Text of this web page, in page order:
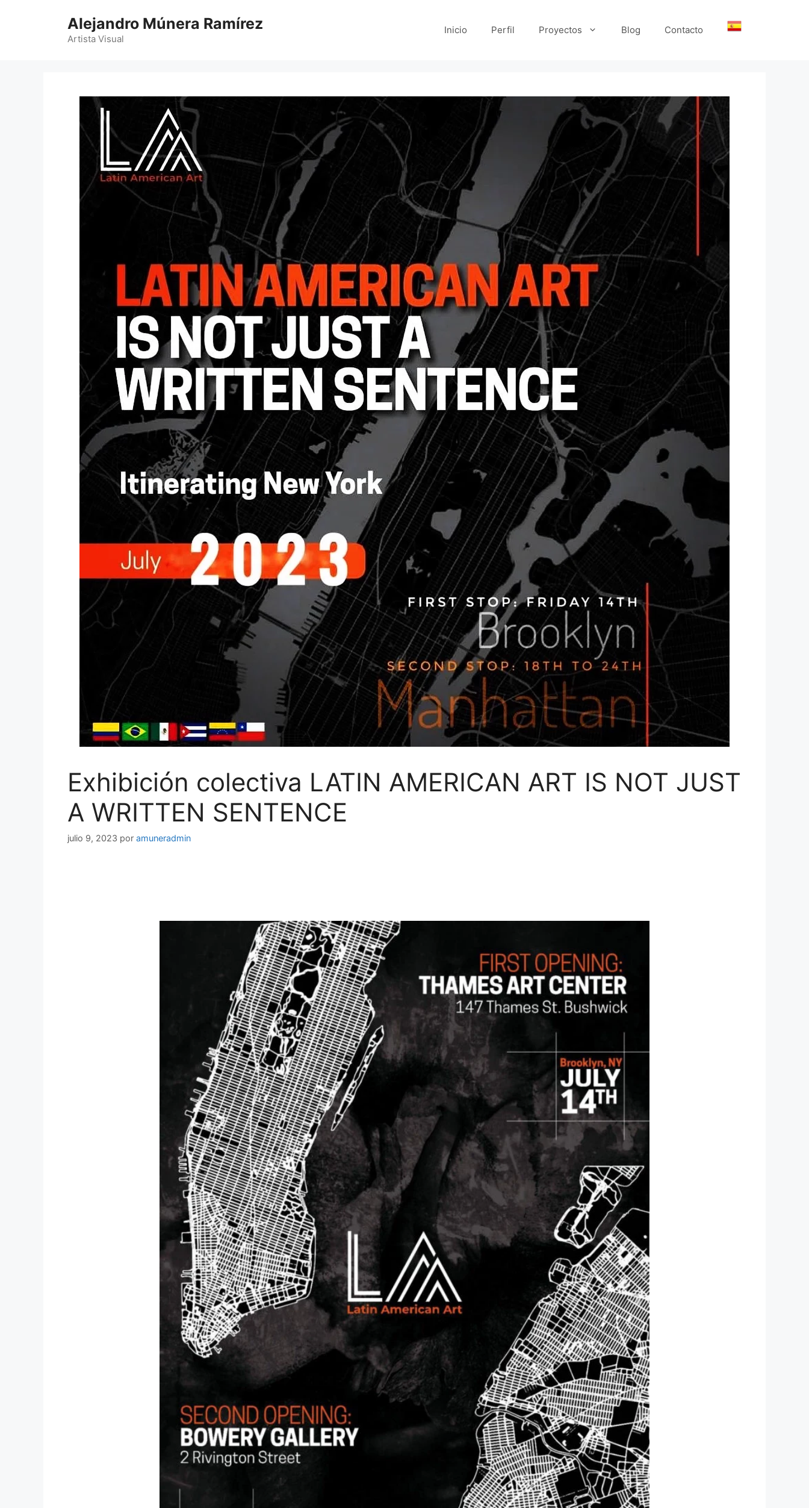
Alejandro Múnera Ramírez
Artista Visual
Inicio Perfil Proyectos Blog Contacto
Exhibición colectiva LATIN AMERICAN ART IS NOT JUST
A WRITTEN SENTENCE
julio 9, 2023 por amuneradmin